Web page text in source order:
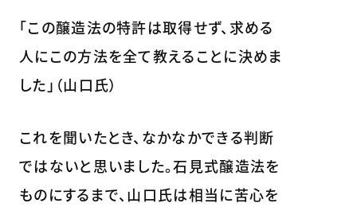
「この醸造法の特許は取得せず、求める
人にこの方法を全て教えることに決めま
した」（山口氏）
これを聞いたとき、なかなかできる判断
ではないと思いました。石見式醸造法を
ものにするまで、山口氏は相当に苦心を